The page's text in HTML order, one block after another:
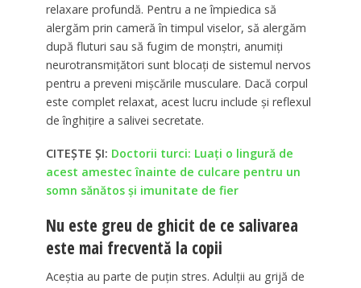
relaxare profundă. Pentru a ne împiedica să
alergăm prin cameră în timpul viselor, să alergăm
după fluturi sau să fugim de monștri, anumiți
neurotransmițători sunt blocați de sistemul nervos
pentru a preveni mișcările musculare. Dacă corpul
este complet relaxat, acest lucru include și reflexul
de înghițire a salivei secretate.
CITEȘTE ȘI: Doctorii turci: Luați o lingură de
acest amestec înainte de culcare pentru un
somn sănătos și imunitate de fier
Nu este greu de ghicit de ce salivarea
este mai frecventă la copii
Aceștia au parte de puțin stres. Adulții au grijă de